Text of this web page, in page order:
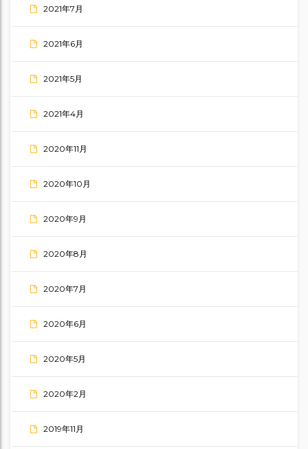
2021年7月
2021年6月
2021年5月
2021年4月
2020年11月
2020年10月
2020年9月
2020年8月
2020年7月
2020年6月
2020年5月
2020年2月
2019年11月